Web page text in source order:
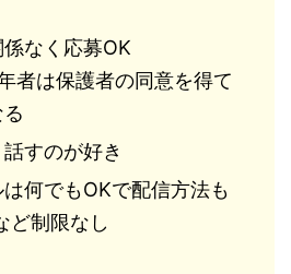
なく応募OK
者は保護者の同意を得て
すのが好き
何でもOKで配信方法も
ど制限なし